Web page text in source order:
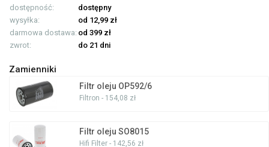
dostępność:
dostępny
wysyłka:
od 12,99 zł
darmowa dostawa: od 399 zł
zwrot:
do 21 dni
Zamienniki
Filtr oleju OP592/6
Filtron - 154,08 zł
Filtr oleju SO8015
Hifi Filter - 142,56 zł